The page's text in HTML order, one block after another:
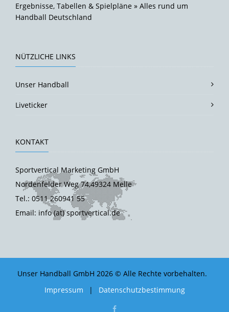
Ergebnisse, Tabellen & Spielpläne » Alles rund um
Handball Deutschland
NÜTZLICHE LINKS
Unser Handball
Liveticker
KONTAKT
Sportvertical Marketing GmbH
Nordenfelder Weg 74,49324 Melle
Tel.: 0511 260941 55
Email: info (at) sportvertical.de
Unser Handball GmbH 2026 © Alle Rechte vorbehalten.
Impressum
| Datenschutzbestimmung